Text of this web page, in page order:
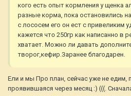
кого есть опыт кормления у щенка
разные корма, пока остановились
с лососем его он ест с привеликим
кажется что 250гр как написанно в
хватает. Можно ли давать
творог,кефир.Заранее благодарен.
Ели и мы Про план, сейчас уже не едим,
проявившаяся через месяц :) (((.